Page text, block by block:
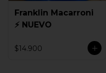
Franklin Macarroni
⚡ NUEVO
$14.900